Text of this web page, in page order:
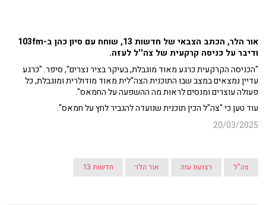
אור הלר, הכתב הצבאי של חדשות 13, שוחח עם סיון כהן ב-103fm
ודיבר על כניסה קרקעית של צה''ל לעזה.
"הכניסה הקרקעית כרגע מאוד מוגבלת, בעיקר בציר נצרים", סיפר. "כרגע
עדיין נמצאים במצב שבו התוכנית הצה"לית מאוד מודולרית ומוגבלת, כל
פעולה עוצרים ומנסים לראות מה ההשפעה על החמאס".
עוד טען כי "צה"ל הכין תוכנית שנועדה להגביר לחץ על חמאס".
20/03/2025
צה"ל רצועת עזה אור הלר חדשות 13